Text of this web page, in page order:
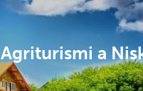
Agriturismi a